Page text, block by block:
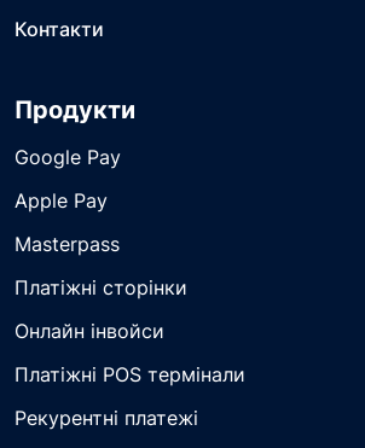
Контакти
Продукти
Google Pay
Apple Pay
Masterpass
Платіжні сторінки
Онлайн інвойси
Платіжні POS термінали
Рекурентні платежі